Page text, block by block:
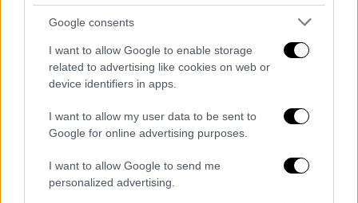
Google consents
I want to allow Google to enable storage
related to advertising like cookies on web or
device identifiers in apps.
I want to allow my user data to be sent to
Google for online advertising purposes.
I want to allow Google to send me
personalized advertising.
Αυστηροποιούνται οι ποινές για
γυναικοκτονίες και σεξουαλική
κακοποίηση
«Δεν υπάρχει κακιά στιγμή» - Ο
κύκλος της βίας πριν τις
γυναικοκτονίες στην Ελλάδα